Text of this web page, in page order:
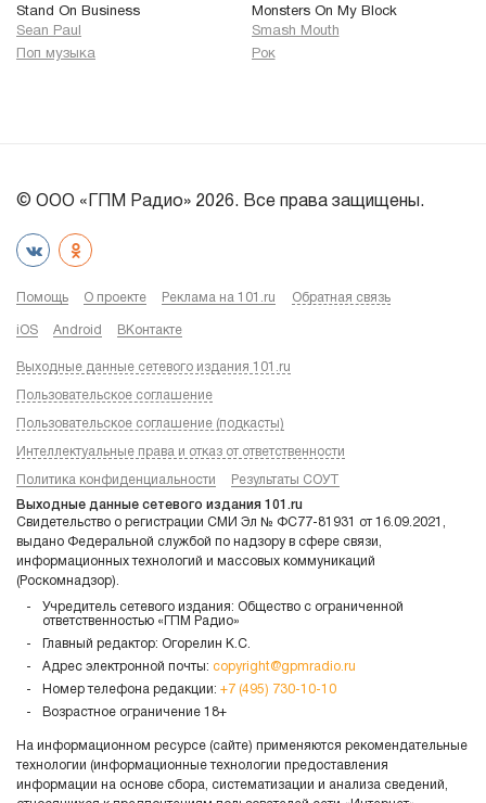
Stand On Business
Sean Paul
Поп музыка
Monsters On My Block
Smash Mouth
Рок
© ООО «ГПМ Радио» 2026. Все права защищены.
Помощь О проекте Реклама на 101.ru Обратная связь
iOS Android ВКонтакте
Выходные данные сетевого издания 101.ru
Пользовательское соглашение
Пользовательское соглашение (подкасты)
Интеллектуальные права и отказ от ответственности
Политика конфиденциальности Результаты СОУТ
Выходные данные сетевого издания 101.ru
Свидетельство о регистрации СМИ Эл № ФС77-81931 от 16.09.2021,
выдано Федеральной службой по надзору в сфере связи,
информационных технологий и массовых коммуникаций
(Роскомнадзор).
Учредитель сетевого издания: Общество с ограниченной
ответственностью «ГПМ Радио»
Главный редактор: Огорелин К.С.
Адрес электронной почты: copyright@gpmradio.ru
Номер телефона редакции: +7 (495) 730-10-10
Возрастное ограничение 18+
На информационном ресурсе (сайте) применяются рекомендательные
технологии (информационные технологии предоставления
информации на основе сбора, систематизации и анализа сведений,